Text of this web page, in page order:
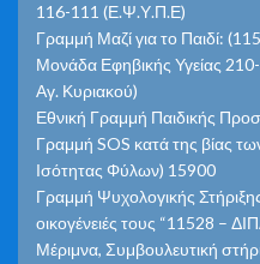
116-111 (Ε.Ψ.Υ.Π.Ε)
Γραμμή Μαζί για το Παιδί:
Μονάδα Εφηβικής Υγείας
Αγ. Κυριακού)
Εθνική Γραμμή Παιδικής
Γραμμή SOS κατά της βίας
Ισότητας Φύλων) 15900
Γραμμή Ψυχολογικής
οικογένειές τους “11528 –
Μέριμνα, Συμβουλευτική